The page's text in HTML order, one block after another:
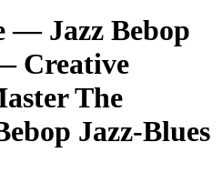
— Jazz Bebop
Creative
The
Jazz-Blues